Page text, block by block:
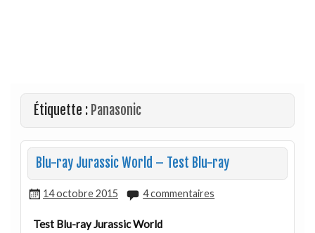
Étiquette : Panasonic
Blu-ray Jurassic World – Test Blu-ray
14 octobre 2015 4 commentaires
Test Blu-ray Jurassic World